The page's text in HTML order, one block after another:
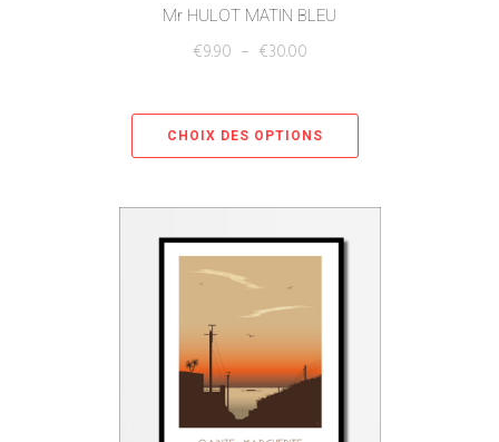
Mr HULOT MATIN BLEU
€9.90 – €30.00
CHOIX DES OPTIONS